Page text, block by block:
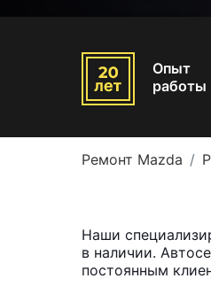
Опыт
работы
Ремонт Mazda
Наши
в наличии.
постоянным